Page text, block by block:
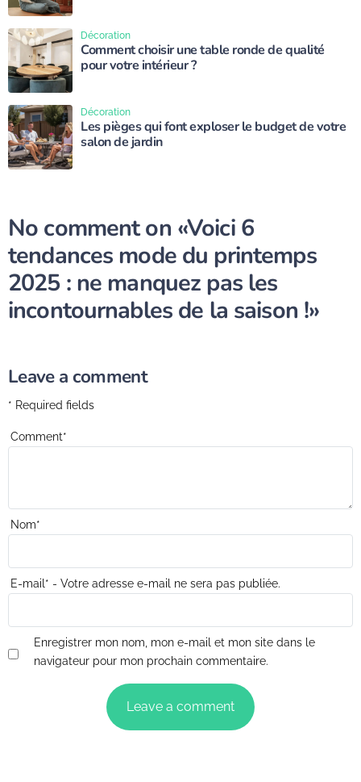
Comment choisir une table ronde de qualité
pour votre intérieur ?
Décoration
Les pièges qui font exploser le budget de votre
salon de jardin
Décoration
No comment on «Voici 6
tendances mode du printemps
2025 : ne manquez pas les
incontournables de la saison !»
Leave a comment
* Required fields
Comment*
Nom*
E-mail* - Votre adresse e-mail ne sera pas publiée.
Enregistrer mon nom, mon e-mail et mon site dans le
navigateur pour mon prochain commentaire.